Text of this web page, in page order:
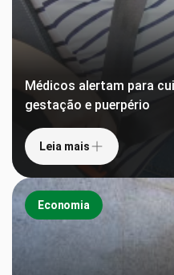
Médicos alertam para
gestação e puerpério
Leia mais
Economia